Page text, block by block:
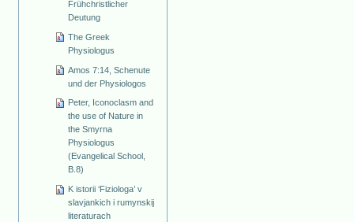
Frühchristlicher
Deutung
The Greek
Physiologus
Amos 7:14, Schenute
und der Physiologos
Peter, Iconoclasm and
the use of Nature in
the Smyrna
Physiologus
(Evangelical School,
B.8)
K istorii ‘Fiziologa’ v
slavjankich i rumynskij
literaturach